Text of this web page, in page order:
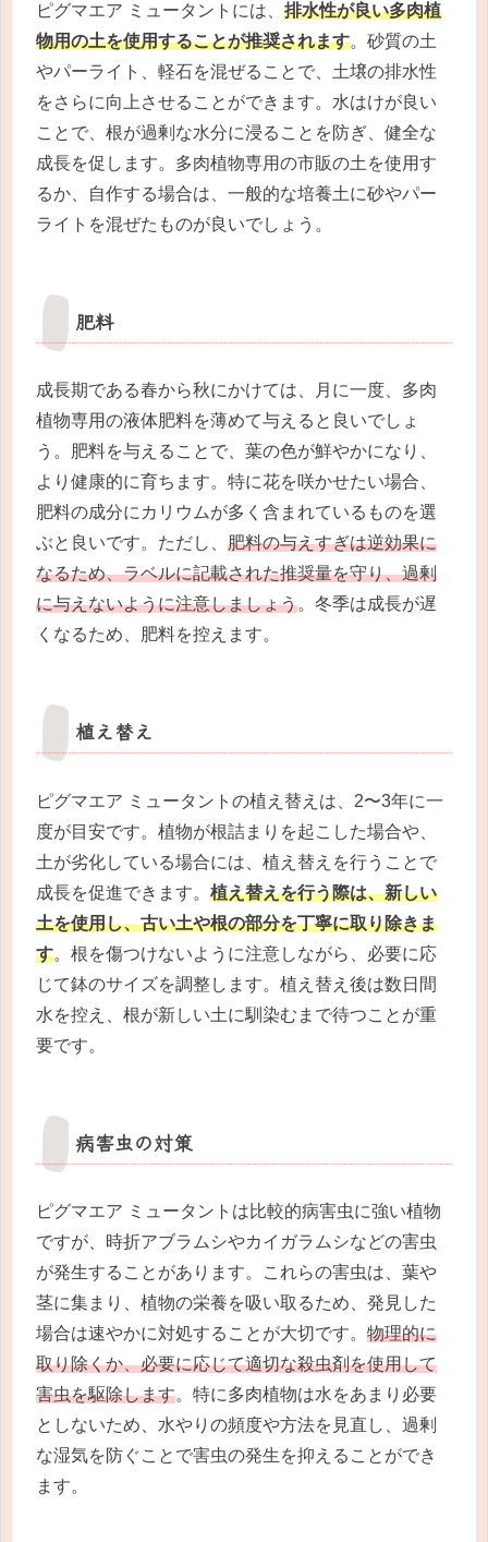
ピグマエア ミュータントには、 排水性が良い多肉植
物用の土を使用することが推奨されます。砂質の土
やパーライト、軽石を混ぜることで、土壌の排水性
をさらに向上させることができます。水はけが良い
ことで、根が過剰な水分に浸ることを防ぎ、健全な
成長を促します。多肉植物専用の市販の土を使用す
るか、自作する場合は、一般的な培養土に砂やパー
ライトを混ぜたものが良いでしょう。
肥料
成長期である春から秋にかけては、月に一度、多肉
植物専用の液体肥料を薄めて与えると良いでしょ
う。肥料を与えることで、葉の色が鮮やかになり、
より健康的に育ちます。特に花を咲かせたい場合、
肥料の成分にカリウムが多く含まれているものを選
ぶと良いです。ただし、 肥料の与えすぎは逆効果に
なるため、ラベルに記載された推奨量を守り、過剰
に与えないように注意しましょう。冬季は成長が遅
くなるため、肥料を控えます。
植え替え
ピグマエア ミュータントの植え替えは、2〜3年に一
度が目安です。植物が根詰まりを起こした場合や、
土が劣化している場合には、植え替えを行うことで
成長を促進できます。 植え替えを行う際は、新しい
土を使用し、古い土や根の部分を丁寧に取り除きま
す。根を傷つけないように注意しながら、必要に応
じて鉢のサイズを調整します。植え替え後は数日間
水を控え、根が新しい土に馴染むまで待つことが重
要です。
病害虫の対策
ピグマエア ミュータントは比較的病害虫に強い植物
ですが、時折アブラムシやカイガラムシなどの害虫
が発生することがあります。これらの害虫は、葉や
茎に集まり、植物の栄養を吸い取るため、発見した
場合は速やかに対処することが大切です。 物理的に
取り除くか、必要に応じて適切な殺虫剤を使用して
害虫を駆除します。特に多肉植物は水をあまり必要
としないため、水やりの頻度や方法を見直し、過剰
な湿気を防ぐことで害虫の発生を抑えることができ
ます。